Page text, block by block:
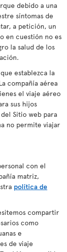
debido a una
síntomas de
a petición, un
en cuestión no es
la salud de los
establezca la
compañía aérea
el viaje aéreo
sus hijos
Sitio web para
no permite viajar
con el
matriz,
política de
compartir
como
e
de viaje